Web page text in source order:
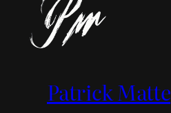
Patrick Matte